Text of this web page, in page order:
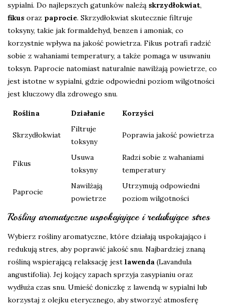
sypialni. Do najlepszych gatunków należą skrzydłokwiat,
fikus oraz paprocie. Skrzydłokwiat skutecznie filtruje
toksyny, takie jak formaldehyd, benzen i amoniak, co
korzystnie wpływa na jakość powietrza. Fikus potrafi radzić
sobie z wahaniami temperatury, a także pomaga w usuwaniu
toksyn. Paprocie natomiast naturalnie nawilżają powietrze, co
jest istotne w sypialni, gdzie odpowiedni poziom wilgotności
jest kluczowy dla zdrowego snu.
Roślina Działanie Korzyści
Skrzydłokwiat
Filtruje
toksyny
Poprawia jakość powietrza
Fikus
Usuwa
toksyny
Radzi sobie z wahaniami
temperatury
Paprocie
Nawilżają
powietrze
Utrzymują odpowiedni
poziom wilgotności
Rośliny aromatyczne uspokajające i redukujące stres
Wybierz rośliny aromatyczne, które działają uspokajająco i
redukują stres, aby poprawić jakość snu. Najbardziej znaną
rośliną wspierającą relaksację jest lawenda (Lavandula
angustifolia). Jej kojący zapach sprzyja zasypianiu oraz
wydłuża czas snu. Umieść doniczkę z lawendą w sypialni lub
korzystaj z olejku eterycznego, aby stworzyć atmosferę